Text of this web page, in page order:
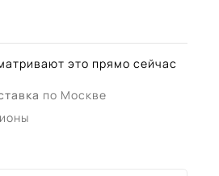
это прямо сейчас
по Москве